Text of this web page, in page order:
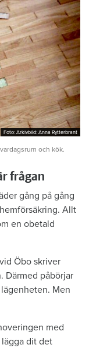
Foto: Arkivbild: Anna Rytterbrant
Foto: Arkivbild: Anna Rytterbrant
och kök.
frågan
gång på gång
Allt
en obetald
Öbo skriver
Därmed påbörjar
Men
med
lägga dit det